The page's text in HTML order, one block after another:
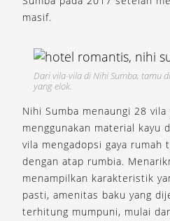
masif.
Dari vila-vila di Nihi Sumba, tamu
yang elok.
Nihi Sumba menaungi 28 vila
menggunakan material kayu
vila mengadopsi gaya rumah
dengan atap rumbia.
menampilkan karakteristik
pasti, amenitas baku yang
terhitung mumpuni, mulai